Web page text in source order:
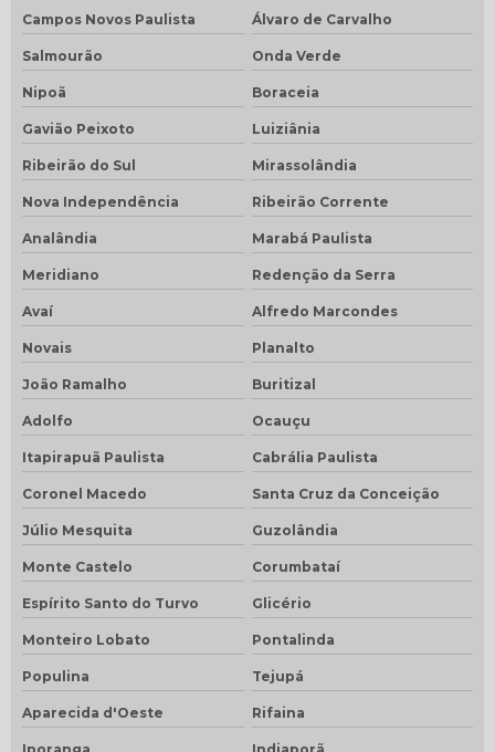
Campos Novos Paulista Álvaro de Carvalho
Salmourão Onda Verde
Nipoã Boraceia
Gavião Peixoto Luiziânia
Ribeirão do Sul Mirassolândia
Nova Independência Ribeirão Corrente
Analândia Marabá Paulista
Meridiano Redenção da Serra
Avaí Alfredo Marcondes
Novais Planalto
João Ramalho Buritizal
Adolfo Ocauçu
Itapirapuã Paulista Cabrália Paulista
Coronel Macedo Santa Cruz da Conceição
Júlio Mesquita Guzolândia
Monte Castelo Corumbataí
Espírito Santo do Turvo Glicério
Monteiro Lobato Pontalinda
Populina Tejupá
Aparecida d'Oeste Rifaina